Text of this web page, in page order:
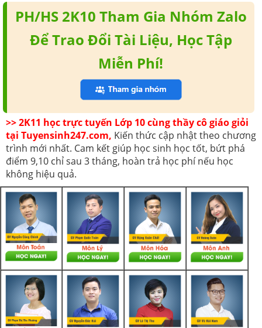
PH/HS 2K10 Tham Gia Nhóm Zalo
Để Trao Đổi Tài Liệu, Học Tập
Miễn Phí!
>> 2K11 học trực tuyến Lớp 10 cùng thầy cô giáo giỏi
tại Tuyensinh247.com, Kiến thức cập nhật theo chương
trình mới nhất. Cam kết giúp học sinh học tốt, bứt phá
điểm 9,10 chỉ sau 3 tháng, hoàn trả học phí nếu học
không hiệu quả.